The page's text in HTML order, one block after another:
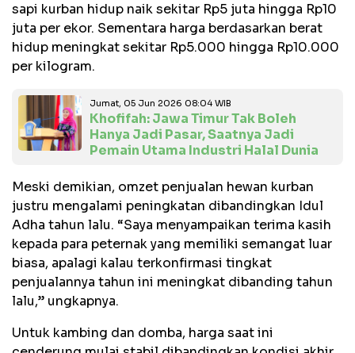
sapi kurban hidup naik sekitar Rp5 juta hingga Rp10
juta per ekor. Sementara harga berdasarkan berat
hidup meningkat sekitar Rp5.000 hingga Rp10.000
per kilogram.
Jumat, 05 Jun 2026 08:04 WIB
Khofifah: Jawa Timur Tak Boleh
Hanya Jadi Pasar, Saatnya Jadi
Pemain Utama Industri Halal Dunia
Meski demikian, omzet penjualan hewan kurban
justru mengalami peningkatan dibandingkan Idul
Adha tahun lalu. “Saya menyampaikan terima kasih
kepada para peternak yang memiliki semangat luar
biasa, apalagi kalau terkonfirmasi tingkat
penjualannya tahun ini meningkat dibanding tahun
lalu,” ungkapnya.
Untuk kambing dan domba, harga saat ini